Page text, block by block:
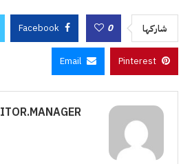
شاركها 0
Facebook
Pinterest
Email